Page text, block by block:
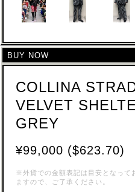
BUY NOW
COLLINA
VELVET
GREY
¥99,000 ($623.70)
※外貨での金額表記は目安となって
ますので、ご了承ください。